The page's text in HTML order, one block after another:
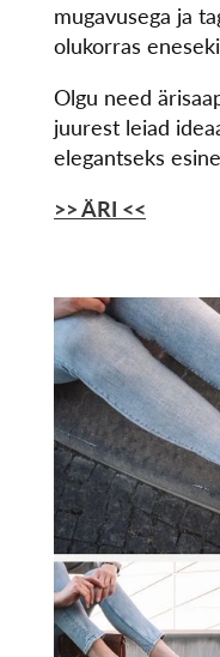
mugavusega ja
olukorras
Olgu need
juurest leiad
elegantseks
>> ÄRI <<